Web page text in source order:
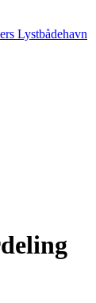
Lystbådehavn